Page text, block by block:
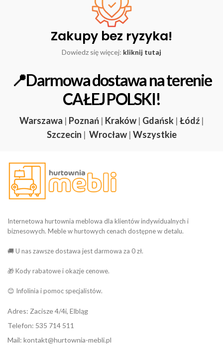
Zakupy bez ryzyka!
Dowiedz się więcej: kliknij tutaj
📍Darmowa dostawa na terenie
CAŁEJ POLSKI!
Warszawa | Poznań | Kraków | Gdańsk | Łódź |
Szczecin | Wrocław | Wszystkie
Internetowa hurtownia meblowa dla klientów indywidualnych i
biznesowych. Meble w hurtowych cenach dostępne w detalu.
🚚 U nas zawsze dostawa jest darmowa za 0 zł.
🎁 Kody rabatowe i okazje cenowe.
😊 Infolinia i pomoc specjalistów.
Adres: Zacisze 4/4i, Elbląg
Telefon: 535 714 511
Mail: kontakt@hurtownia-mebli.pl